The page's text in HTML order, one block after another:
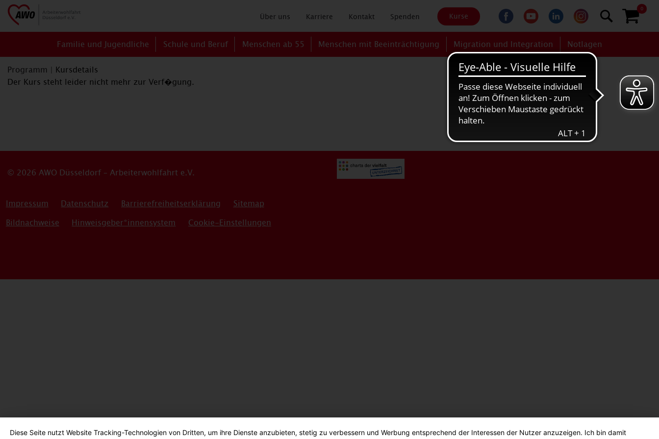
Über uns Karriere Kontakt Spenden Kurse
0
Familie und Jugendliche Schule und Beruf Menschen ab 55 Menschen mit Beeinträchtigung Migration und Integration Notlagen
Programm
Kursdetails
Der Kurs steht leider nicht mehr zur Verf�gung.
Impressum Datenschutz Barrierefreiheitserklärung
Sitemap
Bildnachweise
Hinweisgeber*innensystem Cookie-Einstellungen
© 2026 AWO Düsseldorf – Arbeiterwohlfahrt e.V.
Diese Seite nutzt Website Tracking-Technologien von Dritten, um ihre Dienste anzubieten, stetig zu verbessern und Werbung entsprechend der Interessen der Nutzer anzuzeigen. Ich bin damit